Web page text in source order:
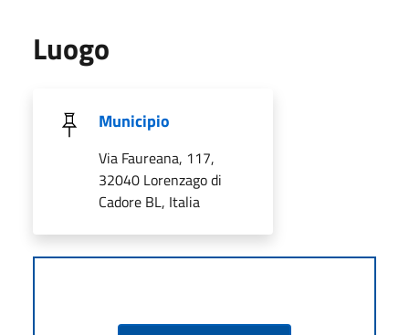
Luogo
Municipio
Via Faureana, 117,
32040 Lorenzago di
Cadore BL, Italia